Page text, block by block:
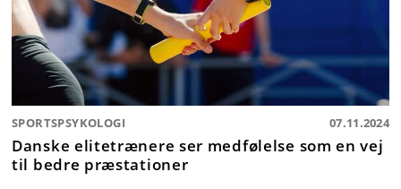
SPORTSPSYKOLOGI 07.11.2024
Danske elitetrænere ser medfølelse som en vej
til bedre præstationer